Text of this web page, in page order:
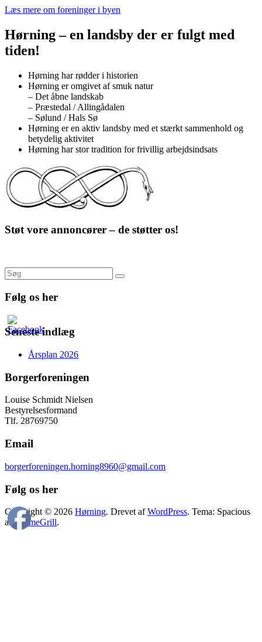
Læs mere om foreninger i byen
Hørning – en landsby der er fulgt med
tiden!
Hørning har rødder i historien
Hørning er omgivet af smuk natur
– Det åbne landskab
– Præstedal / Allingådalen
– Sølund / Hals Sø
Hørning er en aktiv landsby med et stærkt sammenhold og
betydelig aktivitet
Hørning har stor tradition for frivillig arbejdsindsats
Støt vore annoncører – de støtter os!
Følg os her
Seneste indlæg
Årsplan 2026
Borgerforeningen
Louise Schmidt Nielsen
Bestyrelsesformand
Tlf. 28769750
Email
borgerforeningen.horning8960@gmail.com
Følg os her
Copyright © 2026 Hørning. Drevet afWordPress. Tema: Spacious
afThemeGrill.